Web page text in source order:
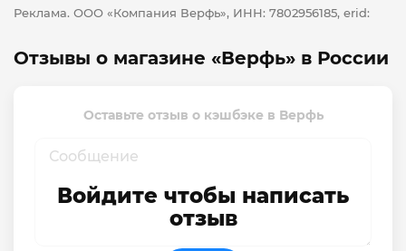
Реклама. ООО «Компания Верфь», ИНН: 7802956185, erid:
Отзывы о магазине «Верфь» в России
Оставьте отзыв о кэшбэке в Верфь
Войдите чтобы написать
отзыв